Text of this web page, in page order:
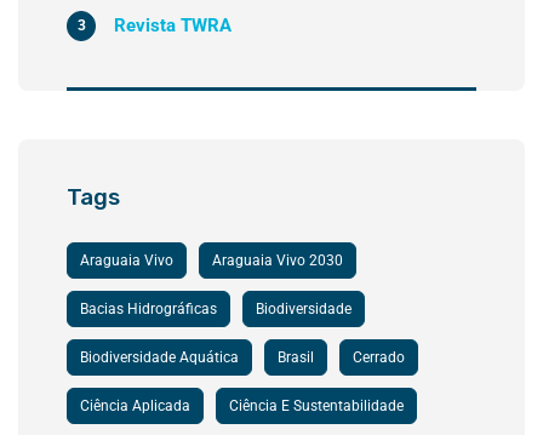
Revista TWRA
3
Tags
Araguaia Vivo Araguaia Vivo 2030
Bacias Hidrográficas Biodiversidade
Biodiversidade Aquática Brasil Cerrado
Ciência Aplicada Ciência E Sustentabilidade